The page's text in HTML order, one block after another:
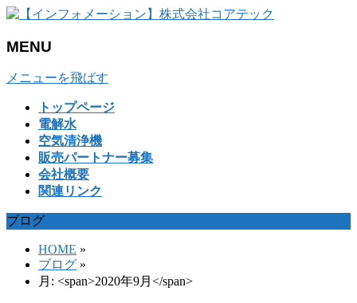
MENU
メニューを飛ばす
トップページ
電解水
空気清浄機
販売パートナー募集
会社概要
関連リンク
ブログ
HOME »
ブログ »
月: <span>2020年9月</span>